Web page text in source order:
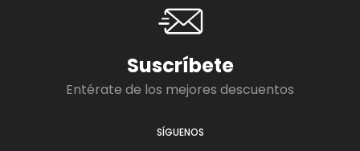
Suscríbete
Entérate de los mejores descuentos
SÍGUENOS